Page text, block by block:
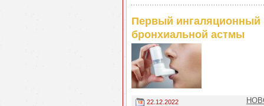
Первый ингаляционный
бронхиальной астмы
22.12.2022